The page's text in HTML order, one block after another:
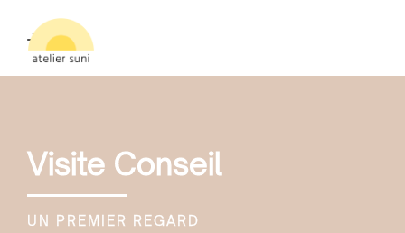
Visite Conseil
UN PREMIER REGARD